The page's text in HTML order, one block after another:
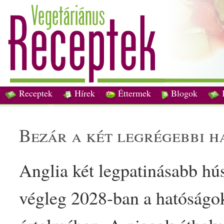
Receptek Hírek Éttermek Blogok
bezár a két legrégebbi
Anglia két legpatinásabb
végleg 2028-ban a